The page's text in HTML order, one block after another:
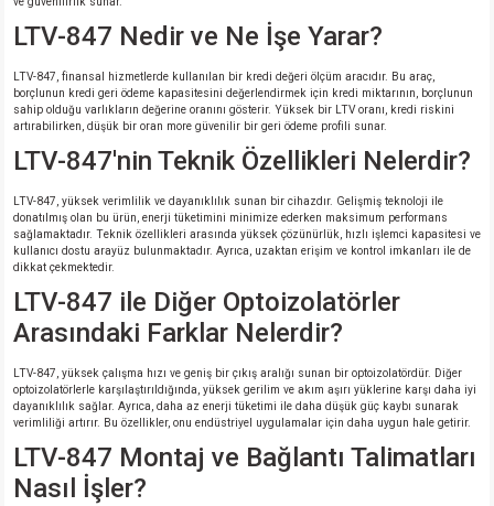
LTV-847 Nedir ve Ne İşe Yarar?
LTV-847, finansal hizmetlerde kullanılan bir kredi değeri ölçüm aracıdır. Bu araç,
borçlunun kredi geri ödeme kapasitesini değerlendirmek için kredi miktarının, borçlunun
sahip olduğu varlıkların değerine oranını gösterir. Yüksek bir LTV oranı, kredi riskini
artırabilirken, düşük bir oran more güvenilir bir geri ödeme profili sunar.
LTV-847'nin Teknik Özellikleri Nelerdir?
LTV-847, yüksek verimlilik ve dayanıklılık sunan bir cihazdır. Gelişmiş teknoloji ile
donatılmış olan bu ürün, enerji tüketimini minimize ederken maksimum performans
sağlamaktadır. Teknik özellikleri arasında yüksek çözünürlük, hızlı işlemci kapasitesi ve
kullanıcı dostu arayüz bulunmaktadır. Ayrıca, uzaktan erişim ve kontrol imkanları ile de
dikkat çekmektedir.
LTV-847 ile Diğer Optoizolatörler
Arasındaki Farklar Nelerdir?
LTV-847, yüksek çalışma hızı ve geniş bir çıkış aralığı sunan bir optoizolatördür. Diğer
optoizolatörlerle karşılaştırıldığında, yüksek gerilim ve akım aşırı yüklerine karşı daha iyi
dayanıklılık sağlar. Ayrıca, daha az enerji tüketimi ile daha düşük güç kaybı sunarak
verimliliği artırır. Bu özellikler, onu endüstriyel uygulamalar için daha uygun hale getirir.
LTV-847 Montaj ve Bağlantı Talimatları
Nasıl İşler?